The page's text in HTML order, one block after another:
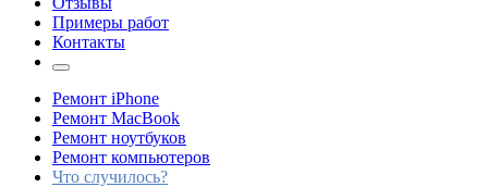
Примеры работ
Контакты
Ремонт iPhone
Ремонт MacBook
Ремонт ноутбуков
Ремонт компьютеров
Что случилось?